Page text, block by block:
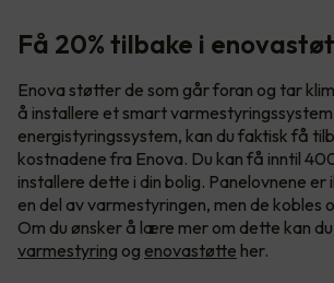
Få 20% tilbake i
Enova støtter de som går foran og tar
å installere et smart
energistyringssystem, kan du faktisk få
kostnadene fra Enova. Du kan få inntil
installere dette i din bolig. Panelovnene er
en del av varmestyringen, men de kobles
Om du ønsker å lære mer om dette kan
varmestyring og enovastøtte her.